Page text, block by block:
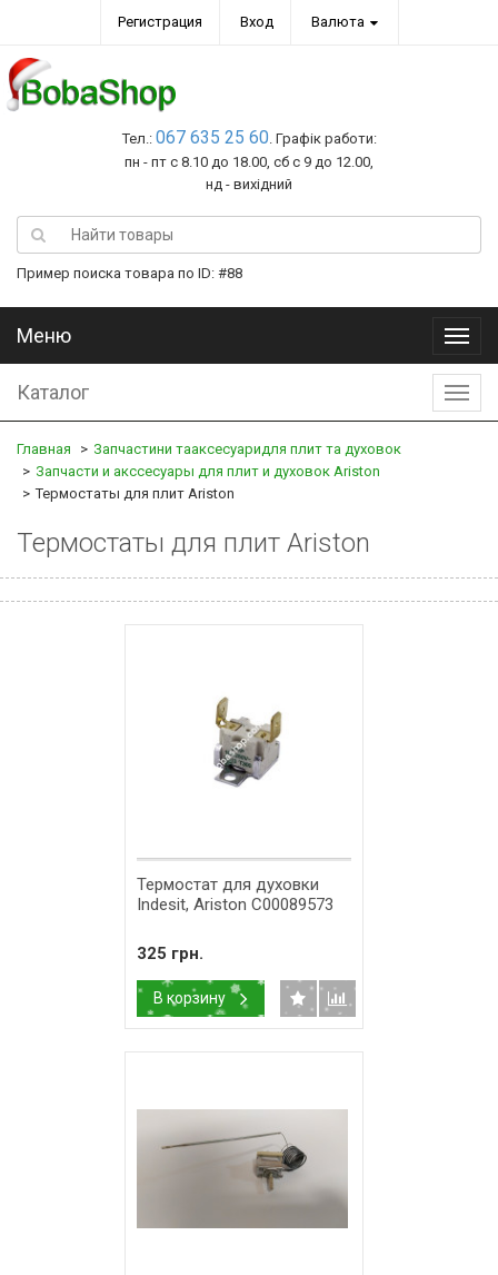
Регистрация Вход Валюта
Тел.: 067 635 25 60. Графік работи:
пн - пт с 8.10 до 18.00, сб с 9 до 12.00,
нд - вихідний
Пример поиска товара по ID: #88
Меню
Меню
Каталог
Главная
Запчастини тааксесуаридля плит та духовок
Запчасти и акссесуары для плит и духовок Ariston
Термостаты для плит Ariston
Термостаты для плит Ariston
Термостат для духовки
Indesit, Ariston C00089573
325 грн.
В корзину